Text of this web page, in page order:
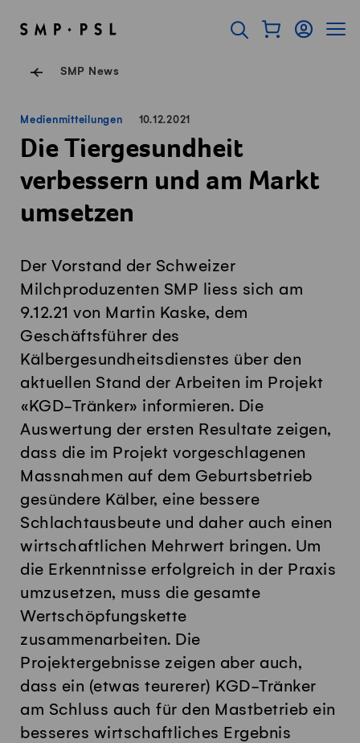
Suche öffnen
Warenkorb als
Login
SMP News
Medienmitteilungen 10.12.2021
Die Tiergesundheit
verbessern und am Markt
umsetzen
Der Vorstand der Schweizer
Milchproduzenten SMP liess sich am
9.12.21 von Martin Kaske, dem
Geschäftsführer des
Kälbergesundheitsdienstes über den
aktuellen Stand der Arbeiten im Projekt
«KGD-Tränker» informieren. Die
Auswertung der ersten Resultate zeigen,
dass die im Projekt vorgeschlagenen
Massnahmen auf dem Geburtsbetrieb
gesündere Kälber, eine bessere
Schlachtausbeute und daher auch einen
wirtschaftlichen Mehrwert bringen. Um
die Erkenntnisse erfolgreich in der Praxis
umzusetzen, muss die gesamte
Wertschöpfungskette
zusammenarbeiten. Die
Projektergebnisse zeigen aber auch,
dass ein (etwas teurerer) KGD-Tränker
am Schluss auch für den Mastbetrieb ein
besseres wirtschaftliches Ergebnis